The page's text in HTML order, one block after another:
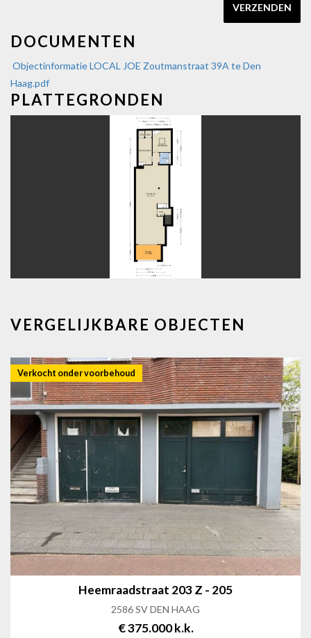
VERZENDEN
DOCUMENTEN
Objectinformatie LOCAL JOE Zoutmanstraat 39A te Den
Haag.pdf
PLATTEGRONDEN
VERGELIJKBARE OBJECTEN
Verkocht onder voorbehoud
Heemraadstraat 203 Z - 205
2586 SV DEN HAAG
€ 375.000 k.k.